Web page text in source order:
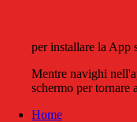
per installare la App
Mentre navighi
schermo per tornare
Home